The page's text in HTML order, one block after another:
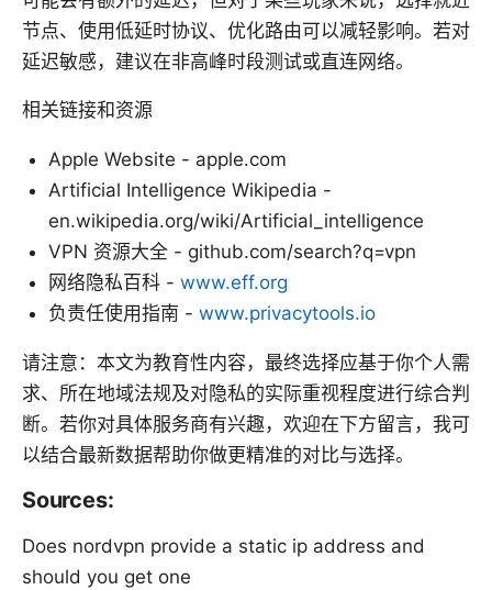
节点、使用低延时协议、优化路由可以减轻影响。若对
延迟敏感，建议在非高峰时段测试或直连网络。
相关链接和资源
Apple Website - apple.com
Artificial Intelligence Wikipedia -
en.wikipedia.org/wiki/Artificial_intelligence
VPN 资源大全 - github.com/search?q=vpn
网络隐私百科 - www.eff.org
负责任使用指南 - www.privacytools.io
请注意：本文为教育性内容，最终选择应基于你个人需
求、所在地域法规及对隐私的实际重视程度进行综合判
断。若你对具体服务商有兴趣，欢迎在下方留言，我可
以结合最新数据帮助你做更精准的对比与选择。
Sources:
Does nordvpn provide a static ip address and
should you get one